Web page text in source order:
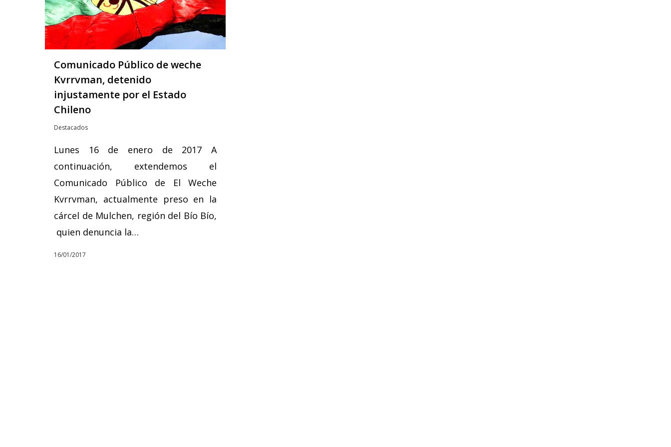
Comunicado Público de weche
Kvrrvman, detenido
injustamente por el Estado
Chileno
Destacados
Lunes 16 de enero de 2017 A
continuación, extendemos el
Comunicado Público de El Weche
Kvrrvman, actualmente preso en la
cárcel de Mulchen, región del Bío Bío,
quien denuncia la…
16/01/2017